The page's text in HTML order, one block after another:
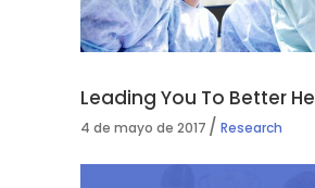
Leading You To Better
4 de mayo de 2017 Research